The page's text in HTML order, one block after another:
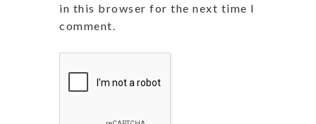
in this browser for the next time I
comment.